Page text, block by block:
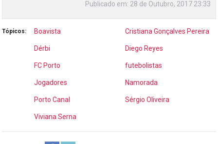
Publicado em: 28 de Outubro, 2017 23:33
Tópicos: Boavista Cristiana Gonçalves Pereira
Dérbi Diego Reyes
FC Porto futebolistas
Jogadores Namorada
Porto Canal Sérgio Oliveira
Viviana Serna